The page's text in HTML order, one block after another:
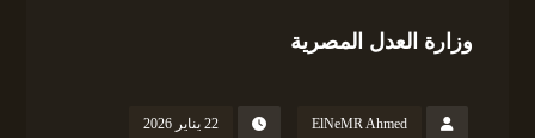
وزارة العدل المصرية
ElNeMR Ahmed 22 يناير 2026